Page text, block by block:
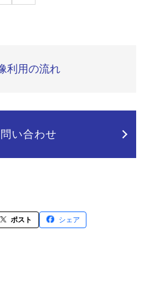
利用の流れ
い合わせ
ポスト シェア